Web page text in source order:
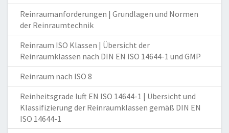
Reinraumanforderungen | Grundlagen und Normen
der Reinraumtechnik
Reinraum ISO Klassen | Übersicht der
Reinraumklassen nach DIN EN ISO 14644-1 und GMP
Reinraum nach ISO 8
Reinheitsgrade luft EN ISO 14644-1 | Übersicht und
Klassifizierung der Reinraumklassen gemäß DIN EN
ISO 14644-1